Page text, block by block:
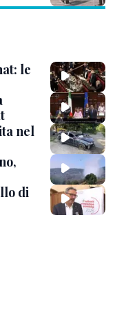
le
nel
di